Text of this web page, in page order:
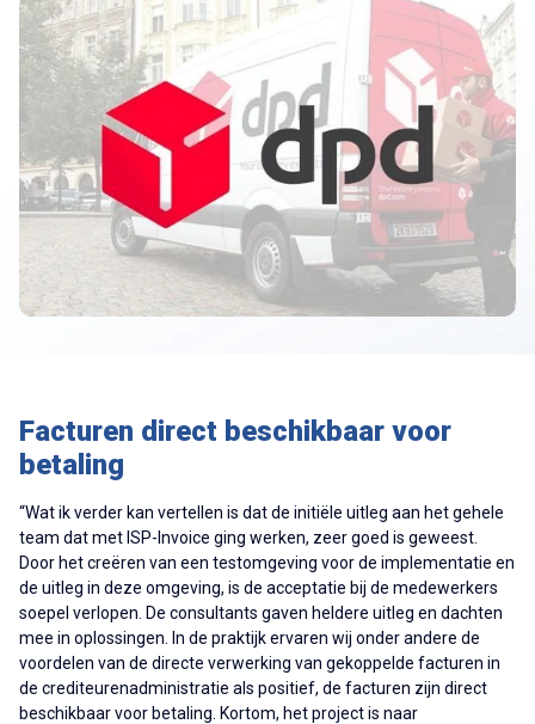
Facturen direct beschikbaar voor
betaling
“Wat ik verder kan vertellen is dat de initiële uitleg aan het gehele
team dat met ISP-Invoice ging werken, zeer goed is geweest.
Door het creëren van een testomgeving voor de implementatie en
de uitleg in deze omgeving, is de acceptatie bij de medewerkers
soepel verlopen. De consultants gaven heldere uitleg en dachten
mee in oplossingen. In de praktijk ervaren wij onder andere de
voordelen van de directe verwerking van gekoppelde facturen in
de crediteurenadministratie als positief, de facturen zijn direct
beschikbaar voor betaling. Kortom, het project is naar